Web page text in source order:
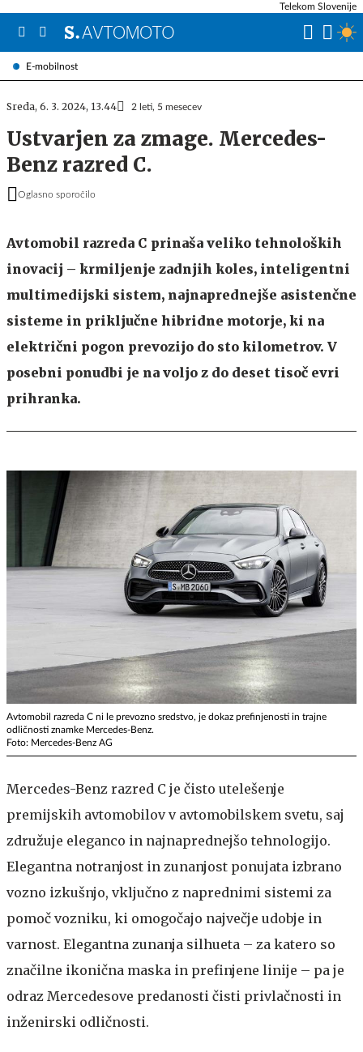
E-mobilnost
Telekom Slovenije
Sreda, 6. 3. 2024, 13.44 2 leti, 5 mesecev
Ustvarjen za zmage. Mercedes-
Benz razred C.
Oglasno sporočilo
Avtomobil razreda C prinaša veliko tehnoloških
inovacij – krmiljenje zadnjih koles, inteligentni
multimedijski sistem, najnaprednejše asistenčne
sisteme in priključne hibridne motorje, ki na
električni pogon prevozijo do sto kilometrov. V
posebni ponudbi je na voljo z do deset tisoč evri
prihranka.
Avtomobil razreda C ni le prevozno sredstvo, je dokaz prefinjenosti in trajne
odličnosti znamke Mercedes-Benz.
Foto: Mercedes-Benz AG
Mercedes-Benz razred C je čisto utelešenje
premijskih avtomobilov v avtomobilskem svetu, saj
združuje eleganco in najnaprednejšo tehnologijo.
Elegantna notranjost in zunanjost ponujata izbrano
vozno izkušnjo, vključno z naprednimi sistemi za
pomoč vozniku, ki omogočajo največje udobje in
varnost. Elegantna zunanja silhueta – za katero so
značilne ikonična maska in prefinjene linije – pa je
odraz Mercedesove predanosti čisti privlačnosti in
inženirski odličnosti.